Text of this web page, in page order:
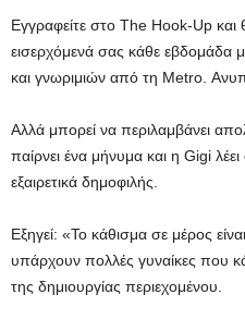
Εγγραφείτε στο The Hook-Up
εισερχόμενά σας κάθε εβδομάδα
και γνωριμιών από τη Metro.
Αλλά μπορεί να περιλαμβάνει
παίρνει ένα μήνυμα και η Gigi
εξαιρετικά δημοφιλής.
Εξηγεί: «Το κάθισμα σε μέρος
υπάρχουν πολλές γυναίκες που
της δημιουργίας περιεχομένου.